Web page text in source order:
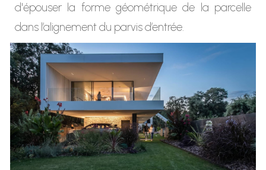
d'épouser la forme géométrique de la parcelle
dans l’alignement du parvis d’entrée.